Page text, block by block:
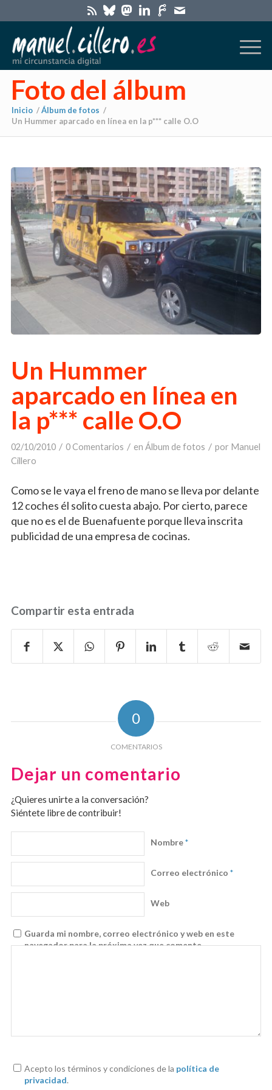
Foto del álbum
Inicio /Álbum de fotos /
Un Hummer aparcado en línea en la p*** calle O.O
Un Hummer
aparcado en línea en
la p*** calle O.O
02/10/2010 / 0 Comentarios / en Álbum de fotos / por Manuel
Cillero
Como se le vaya el freno de mano se lleva por delante
12 coches él solito cuesta abajo. Por cierto, parece
que no es el de Buenafuente porque lleva inscrita
publicidad de una empresa de cocinas.
Compartir esta entrada
0
COMENTARIOS
Dejar un comentario
¿Quieres unirte a la conversación?
Siéntete libre de contribuir!
Nombre*
Correo electrónico *
Web
Guarda mi nombre, correo electrónico y web en este
navegador para la próxima vez que comente.
Acepto los términos y condiciones de la política de
privacidad.